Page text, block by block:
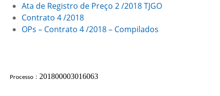
Ata de Registro de Preço 2 /2018 TJGO
Contrato 4 /2018
OPs – Contrato 4 /2018 – Compilados
Processo : 201800003016063